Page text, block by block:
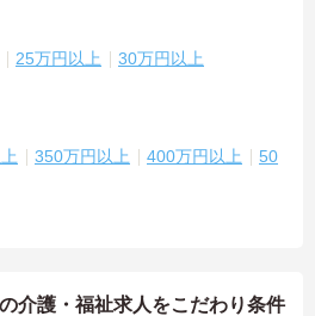
25万円以上 30万円以上
350万円以上 400万円以上
50
介護・福祉求人をこだわり条件